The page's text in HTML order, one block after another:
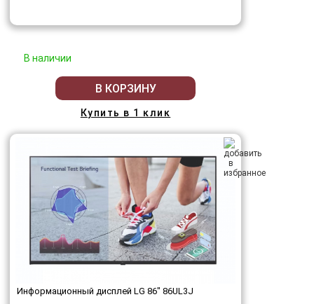
В наличии
В КОРЗИНУ
Купить в 1 клик
Информационный дисплей LG 86" 86UL3J